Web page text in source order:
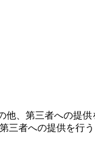
他、第三者への提
者への提供を行う